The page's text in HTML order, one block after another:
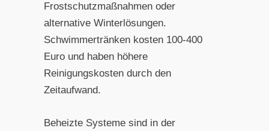
Frostschutzmaßnahmen oder
alternative Winterlösungen.
Schwimmertränken kosten 100-400
Euro und haben höhere
Reinigungskosten durch den
Zeitaufwand.
Beheizte Systeme sind in der